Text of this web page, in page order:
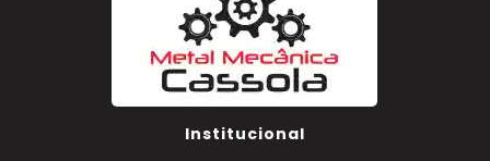
Institucional